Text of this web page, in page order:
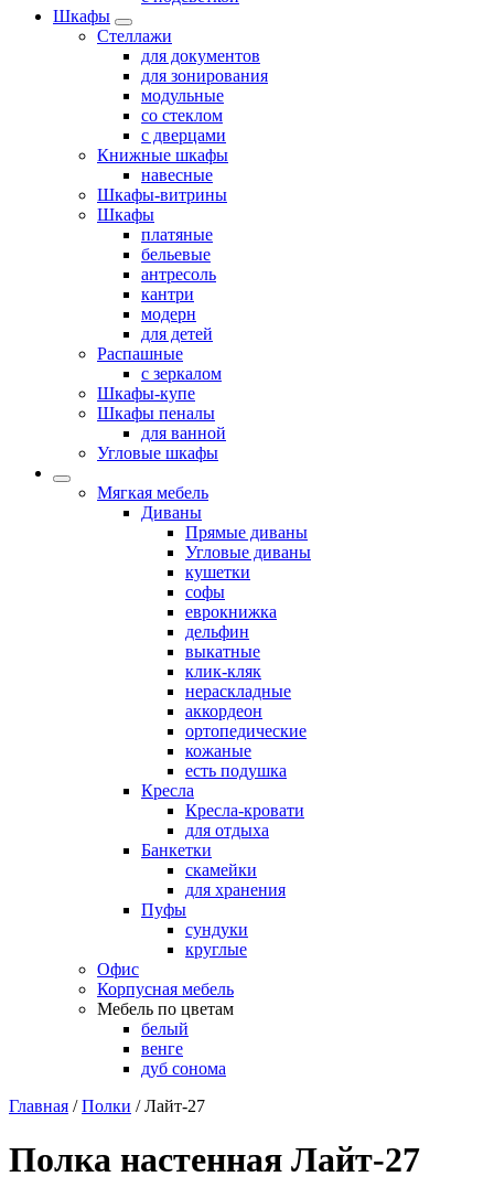
Шкафы
Стеллажи
для документов
для зонирования
модульные
со стеклом
с дверцами
Книжные шкафы
навесные
Шкафы-витрины
Шкафы
платяные
бельевые
антресоль
кантри
модерн
для детей
Распашные
с зеркалом
Шкафы-купе
Шкафы пеналы
для ванной
Угловые шкафы
Мягкая мебель
Диваны
Прямые диваны
Угловые диваны
кушетки
софы
еврокнижка
дельфин
выкатные
клик-кляк
нераскладные
аккордеон
ортопедические
кожаные
есть подушка
Кресла
Кресла-кровати
для отдыха
Банкетки
скамейки
для хранения
Пуфы
сундуки
круглые
Офис
Корпусная мебель
Мебель по цветам
белый
венге
дуб сонома
Главная / Полки / Лайт-27
Полка настенная Лайт-27